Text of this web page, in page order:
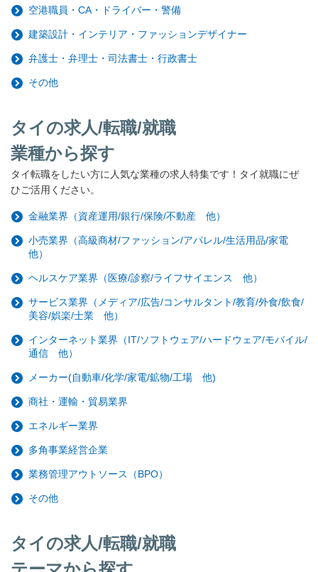
空港職員・CA・ドライバー・警備
建築設計・インテリア・ファッションデザイナー
弁護士・弁理士・司法書士・行政書士
その他
タイの求人/転職/就職
業種から探す
タイ転職をしたい方に人気な業種の求人特集です！タイ就職にぜ
ひご活用ください。
金融業界（資産運用/銀行/保険/不動産 他）
小売業界（高級商材/ファッション/アパレル/生活用品/家電
他）
ヘルスケア業界（医療/診察/ライフサイエンス 他）
サービス業界（メディア/広告/コンサルタント/教育/外食/飲食/
美容/娯楽/士業 他）
インターネット業界（IT/ソフトウェア/ハードウェア/モバイル/
通信 他）
メーカー(自動車/化学/家電/鉱物/工場 他)
商社・運輸・貿易業界
エネルギー業界
多角事業経営企業
業務管理アウトソース（BPO）
その他
タイの求人/転職/就職